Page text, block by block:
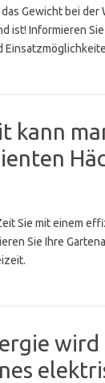
Gewicht bei der
ist! Informieren
kann
Sie mit einem
Sie Ihre